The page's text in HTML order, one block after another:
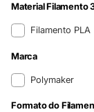
Material Filamento
Material Filamento
Filamento PLA
Marca
MarcaPolymaker
Formato do